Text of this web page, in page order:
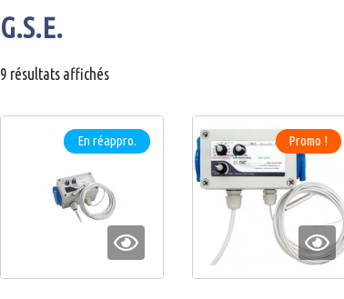
G.S.E.
9 résultats affichés
En réappro. Promo !